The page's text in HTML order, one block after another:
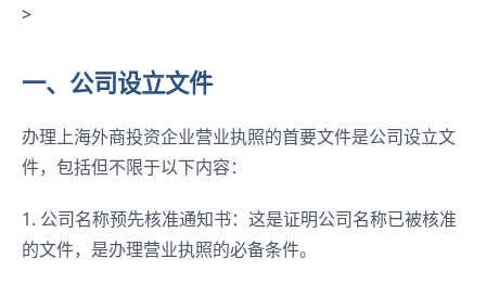
>
一、公司设立文件
办理上海外商投资企业营业执照的首要文件是公司设立文
件，包括但不限于以下内容：
1. 公司名称预先核准通知书：这是证明公司名称已被核准
的文件，是办理营业执照的必备条件。